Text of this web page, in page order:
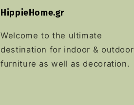
HippieHome.gr
Welcome to the ultimate
destination for indoor & outdoor
furniture as well as decoration.